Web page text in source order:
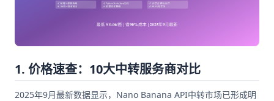
1. 价格速查：10大中转服务商对比
2025年9月最新数据显示，Nano Banana API中转市场已形成明